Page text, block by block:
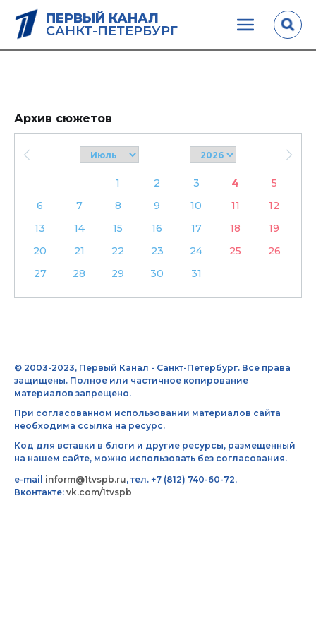
ПЕРВЫЙ КАНАЛ
САНКТ-ПЕТЕРБУРГ
Архив сюжетов
1 2 3 4
5
6
7 8 9 10 11
12
13
14 15 16 17 18
19
20
21 22 23 24 25
26
27
28 29 30 31
© 2003-2023, Первый Канал - Санкт-Петербург. Все права
защищены. Полное или частичное копирование
материалов запрещено.
При согласованном использовании материалов сайта
необходима ссылка на ресурс.
Код для вставки в блоги и другие ресурсы, размещенный
на нашем сайте, можно использовать без согласования.
e-mail inform@1tvspb.ru, тел. +7 (812) 740-60-72,
Вконтакте: vk.com/1tvspb